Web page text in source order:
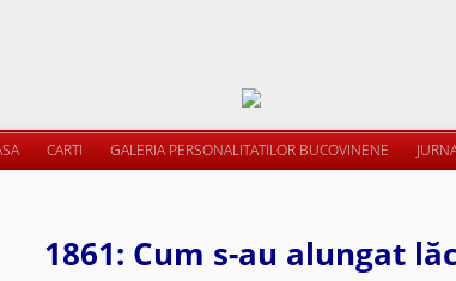
CARTI GALERIA PERSONALITATILOR BUCOVINENE
1861: Cum s-au alungat